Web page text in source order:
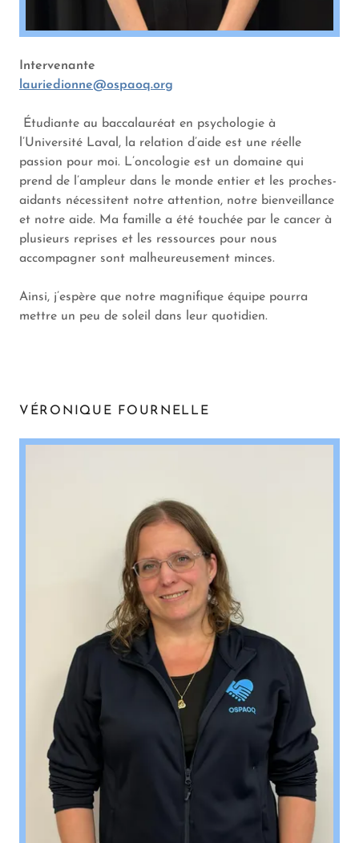
Intervenante
lauriedionne@ospaoq.org
Étudiante au baccalauréat en psychologie à
l’Université Laval, la relation d’aide est une réelle
passion pour moi. L’oncologie est un domaine qui
prend de l’ampleur dans le monde entier et les proches-
aidants nécessitent notre attention, notre bienveillance
et notre aide. Ma famille a été touchée par le cancer à
plusieurs reprises et les ressources pour nous
accompagner sont malheureusement minces.
Ainsi, j’espère que notre magnifique équipe pourra
mettre un peu de soleil dans leur quotidien.
VÉRONIQUE FOURNELLE